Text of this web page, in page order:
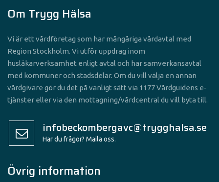
Om Trygg Hälsa
Vi är ett vårdföretag som har mångåriga vårdavtal med
Region Stockholm. Vi utför uppdrag inom
husläkarverksamhet enligt avtal och har samverkansavtal
med kommuner och stadsdelar. Om du vill välja en annan
vårdgivare gör du det på vanligt sätt via 1177 Vårdguidens e-
tjänster eller via den mottagning/vårdcentral du vill byta till.
infobeckombergavc@trygghalsa.se
Har du frågor? Maila oss.
Övrig information